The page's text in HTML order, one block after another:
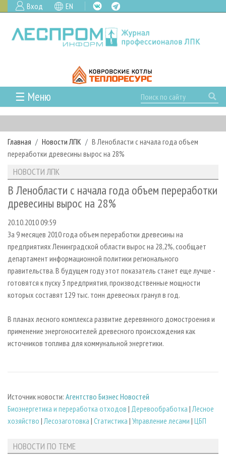
Вход EN
☰ Меню
ГЛАВНАЯ
РУБРИКИ И ТЕМЫ
РУБРИКИ ЖУРНАЛА
ЛЕСОЗАГОТОВКА
ЛЕСОПИЛЕНИЕ
СУШКА ДРЕВЕСИНЫ
ПРОИЗВОДСТВО ДРЕВЕСНЫХ ПЛИТ
ДЕРЕВЯННОЕ ДОМОСТРОЕНИЕ
ПРОИЗВОДСТВО МЕБЕЛИ
БИОЭНЕРГЕТИКА
ЦБП
ИНСТРУМЕНТ И МАТЕРИАЛЫ
НОВОСТИ
НОВОСТИ ЛПК
НОВОСТИ ЖУРНАЛА
ПРОЕКТЫ ЛПИ
АНАЛИТИКА
ПРЕДПРИЯТИЯ ЛПК
ПЕРСОНЫ
МОБИЛЬНЫЕ ВЫСТАВКИ
ОФИЦИАЛЬНЫЕ ДЕЛЕГАЦИИ
ПРИОРИТЕТНЫЕ ИНВЕСТПРОЕКТЫ
RUSSIAN FORESTRY REVIEW
ГАЗЕТА ЛЕСПРОМФОРУМ
БИБЛИОТЕКА СПЕЦИАЛИСТА
АРХИВ
АРХИВ ЖУРНАЛОВ
О ЖУРНАЛЕ
ПОДПИСКА
КОНТАКТЫ
РЕКЛАМОДАТЕЛЯМ
РЕКЛАМА
РЕКЛАМА НА САЙТЕ
Главная Новости ЛПК
В Ленобласти с начала года объем
переработки древесины вырос на 28%
НОВОСТИ ЛПК
В Ленобласти с начала года объем переработки
древесины вырос на 28%
20.10.2010 09:59
За 9 месяцев 2010 года объем переработки древесины на
предприятиях Ленинградской области вырос на 28,2%, сообщает
департамент информационной политики регионального
правительства. В будущем году этот показатель станет еще лучше -
готовятся к пуску 3 предприятия, производственные мощности
которых составят 129 тыс. тонн древесных гранул в год.
В планах лесного комплекса развитие деревянного домостроения и
применение энергоносителей древесного происхождения как
источников топлива для коммунальной энергетики.
Источник новости: Агентство Бизнес Новостей
Биoэнергетика и переработка отходов | Деревообработка |Лесное
хозяйство |Лесозаготовка | Статистика | Управление лесами | ЦБП
НОВОСТИ ПО ТЕМЕ